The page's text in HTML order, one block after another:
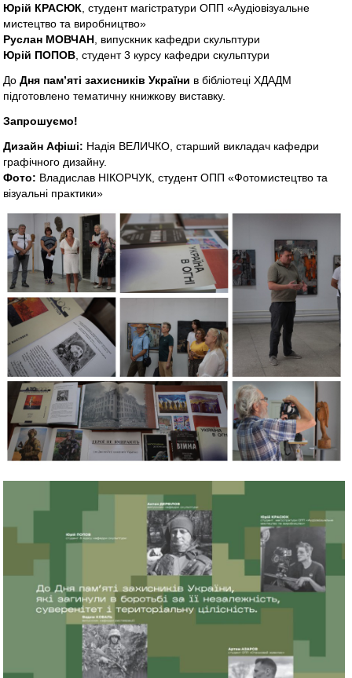
Юрій КРАСЮК, студент магістратури ОПП «Аудіовізуальне
мистецтво та виробництво»
Руслан МОВЧАН, випускник кафедри скульптури
Юрій ПОПОВ, студент 3 курсу кафедри скульптури
ДоДня пам’яті захисників України в бібліотеці ХДАДМ
підготовлено тематичну книжкову виставку.
Запрошуємо!
Дизайн Афіші: Надія ВЕЛИЧКО, старший викладач кафедри
графічного дизайну.
Фото: Владислав НІКОРЧУК, студент ОПП «Фотомистецтво та
візуальні практики»